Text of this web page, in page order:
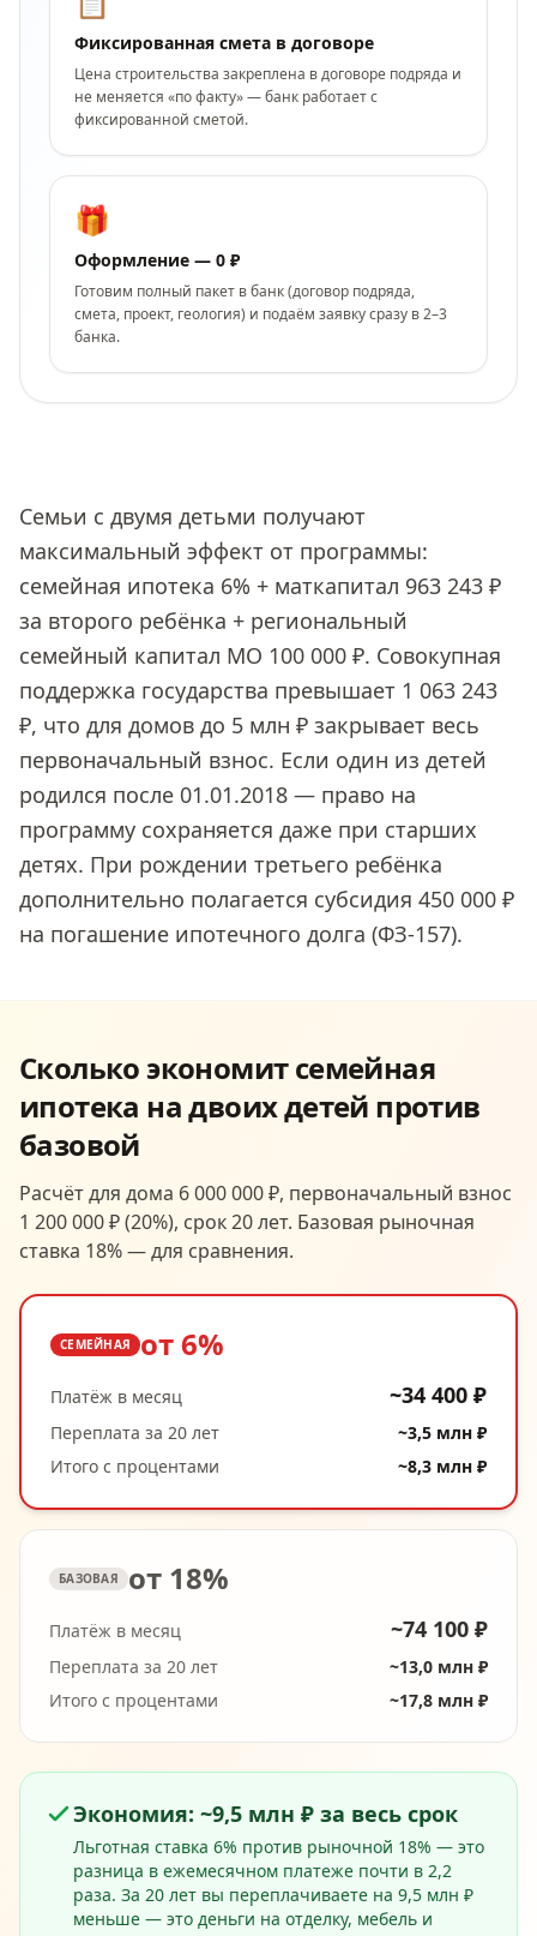
Фиксированная смета в договоре
Цена строительства закреплена в договоре подряда и
не меняется «по факту» — банк работает с
фиксированной сметой.
🎁
Оформление — 0 ₽
Готовим полный пакет в банк (договор подряда,
смета, проект, геология) и подаём заявку сразу в 2–3
банка.
Семьи с двумя детьми получают
максимальный эффект от программы:
семейная ипотека 6% + маткапитал 963 243 ₽
за второго ребёнка + региональный
семейный капитал МО 100 000 ₽. Совокупная
поддержка государства превышает 1 063 243
₽, что для домов до 5 млн ₽ закрывает весь
первоначальный взнос. Если один из детей
родился после 01.01.2018 — право на
программу сохраняется даже при старших
детях. При рождении третьего ребёнка
дополнительно полагается субсидия 450 000 ₽
на погашение ипотечного долга (ФЗ-157).
Сколько экономитсемейная
ипотека на двоих детей против
базовой
Расчёт для дома 6 000 000 ₽, первоначальный взнос
1 200 000 ₽ (20%), срок 20 лет. Базовая рыночная
ставка 18% — для сравнения.
СЕМЕЙНАЯ от 6%
Платёж в месяц ~34 400 ₽
Переплата за 20 лет
~3,5 млн ₽
Итого с процентами
~8,3 млн ₽
БАЗОВАЯ от 18%
Платёж в месяц ~74 100 ₽
Переплата за 20 лет
~13,0 млн ₽
Итого с процентами
~17,8 млн ₽
Экономия: ~9,5 млн ₽ за весь срок
Льготная ставка 6% против рыночной 18% — это
разница в ежемесячном платеже почти в 2,2
раза. За 20 лет вы переплачиваете на 9,5 млн ₽
меньше — это деньги на отделку, мебель и